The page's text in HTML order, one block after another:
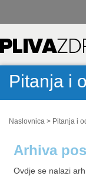
Pitanja i
Naslovnica > Pitanja i
Arhiva
Ovdje se nalazi